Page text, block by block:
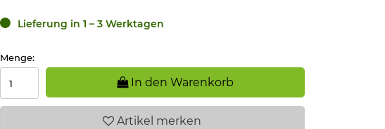
Lieferung in 1 – 3 Werktagen
Menge:
In den Warenkorb
Artikel merken